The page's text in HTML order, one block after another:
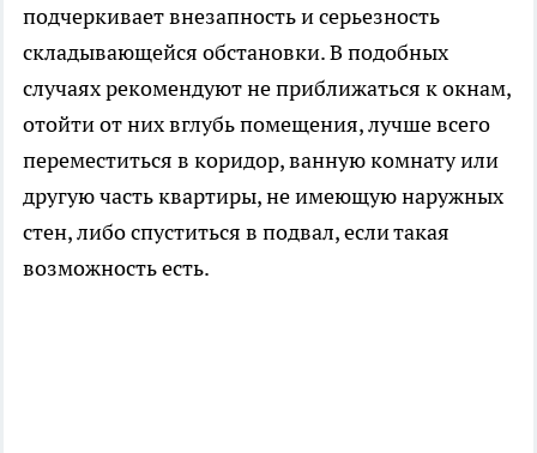
подчеркивает внезапность и серьезность
складывающейся обстановки. В подобных
случаях рекомендуют не приближаться к окнам,
отойти от них вглубь помещения, лучше всего
переместиться в коридор, ванную комнату или
другую часть квартиры, не имеющую наружных
стен, либо спуститься в подвал, если такая
возможность есть.